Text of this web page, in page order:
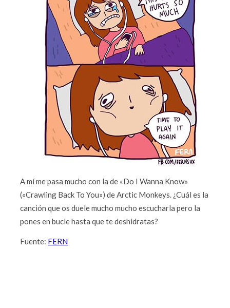
A mí me pasa mucho con la de «Do I Wanna Know»
(«Crawling Back To You») de Arctic Monkeys. ¿Cuál es la
canción que os duele mucho mucho escucharla pero la
pones en bucle hasta que te deshidratas?
Fuente: FERN